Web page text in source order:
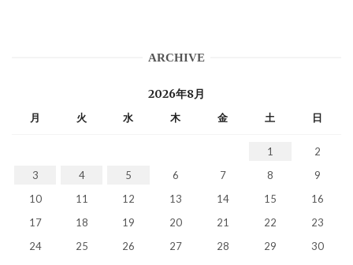
ARCHIVE
2026年8月
月 火 水 木 金 土 日
1
2
3
4 5 6 7 8
9
10
11 12 13 14 15
16
17
18 19 20 21 22
23
24
25 26 27 28 29
30